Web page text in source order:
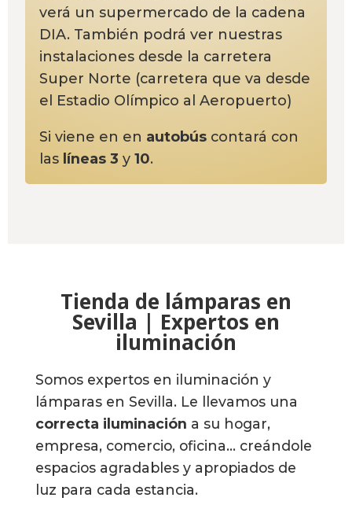
verá un supermercado de la cadena
DIA. También podrá ver nuestras
instalaciones desde la carretera
Super Norte (carretera que va desde
el Estadio Olímpico al Aeropuerto)
Si viene en en autobús contará con
las líneas 3 y10.
Tienda de lámparas en
Sevilla | Expertos en
iluminación
Somos expertos en iluminación y
lámparas en Sevilla. Le llevamos una
correcta iluminación a su hogar,
empresa, comercio, oficina… creándole
espacios agradables y apropiados de
luz para cada estancia.